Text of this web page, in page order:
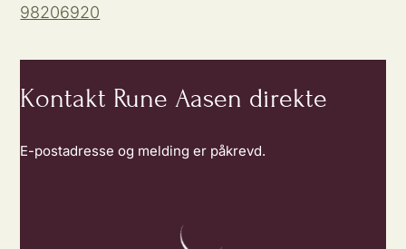
98206920
Kontakt Rune Aasen direkte
E-postadresse og melding er påkrevd.